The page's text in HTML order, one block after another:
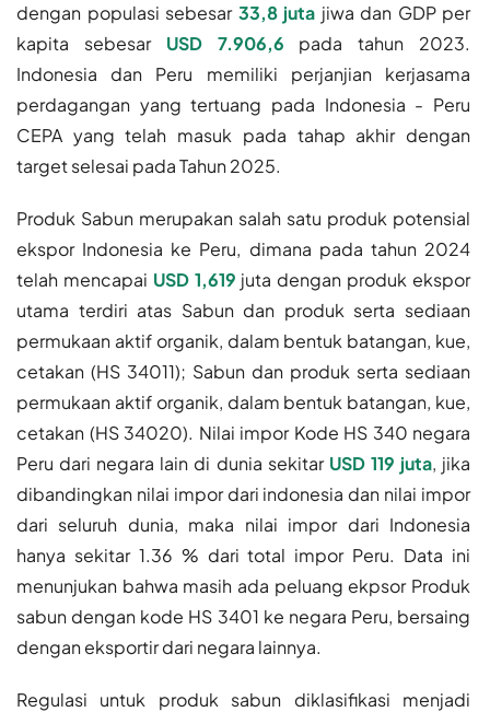
dengan populasi sebesar 33,8 juta jiwa dan GDP per
kapita sebesar USD 7.906,6 pada tahun 2023.
Indonesia dan Peru memiliki perjanjian kerjasama
perdagangan yang tertuang pada Indonesia - Peru
CEPA yang telah masuk pada tahap akhir dengan
target selesai pada Tahun 2025.
Produk Sabun merupakan salah satu produk potensial
ekspor Indonesia ke Peru, dimana pada tahun 2024
telah mencapai USD 1,619 juta dengan produk ekspor
utama terdiri atas Sabun dan produk serta sediaan
permukaan aktif organik, dalam bentuk batangan, kue,
cetakan (HS 34011); Sabun dan produk serta sediaan
permukaan aktif organik, dalam bentuk batangan, kue,
cetakan (HS 34020). Nilai impor Kode HS 340 negara
Peru dari negara lain di dunia sekitar USD 119 juta, jika
dibandingkan nilai impor dari indonesia dan nilai impor
dari seluruh dunia, maka nilai impor dari Indonesia
hanya sekitar 1.36 % dari total impor Peru. Data ini
menunjukan bahwa masih ada peluang ekpsor Produk
sabun dengan kode HS 3401 ke negara Peru, bersaing
dengan eksportir dari negara lainnya.
Regulasi untuk produk sabun diklasifikasi menjadi